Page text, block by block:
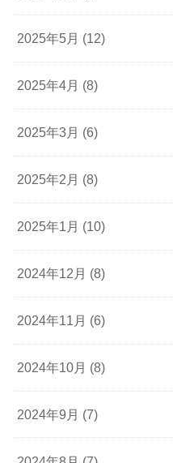
2025年5月 (12)
2025年4月 (8)
2025年3月 (6)
2025年2月 (8)
2025年1月 (10)
2024年12月 (8)
2024年11月 (6)
2024年10月 (8)
2024年9月 (7)